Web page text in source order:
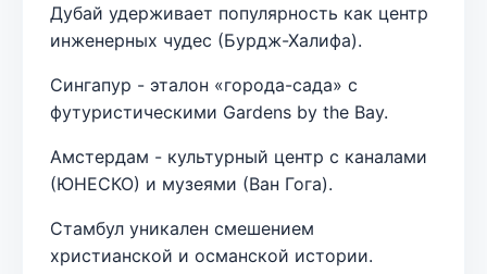
Дубай удерживает популярность как центр
инженерных чудес (Бурдж-Халифа).
Сингапур - эталон «города-сада» с
футуристическими Gardens by the Bay.
Амстердам - культурный центр с каналами
(ЮНЕСКО) и музеями (Ван Гога).
Стамбул уникален смешением
христианской и османской истории.